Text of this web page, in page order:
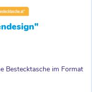
Bestecktasche im Format